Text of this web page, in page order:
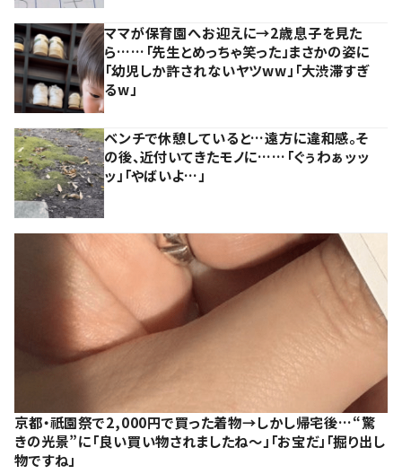
ママが保育園へお迎えに→2歳息子を見た
ら……「先生とめっちゃ笑った」まさかの姿に
「幼児しか許されないヤツww」「大渋滞すぎ
るw」
ベンチで休憩していると…遠方に違和感。そ
の後、近付いてきたモノに……「ぐぅわぁッッ
ッ」「やばいよ…」
京都・祇園祭で2,000円で買った着物→しかし帰宅後…“驚
きの光景”に「良い買い物されましたね～」「お宝だ」「掘り出し
物ですね」